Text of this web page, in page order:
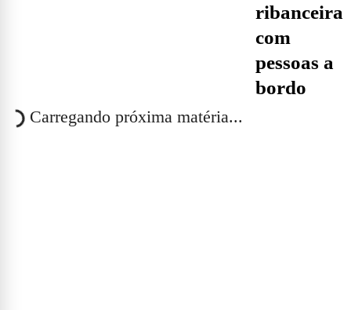
ribanceira
com
pessoas a
bordo
Carregando próxima matéria...